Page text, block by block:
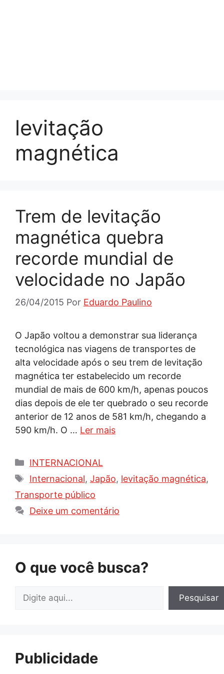
levitação
magnética
Trem de levitação
magnética quebra
recorde mundial de
velocidade no Japão
26/04/2015 Por Eduardo Paulino
O Japão voltou a demonstrar sua liderança
tecnológica nas viagens de transportes de
alta velocidade após o seu trem de levitação
magnética ter estabelecido um recorde
mundial de mais de 600 km/h, apenas poucos
dias depois de ele ter quebrado o seu recorde
anterior de 12 anos de 581 km/h, chegando a
590 km/h. O … Ler mais
Categorias
INTERNACIONAL
Tags
Internacional, Japão, levitação magnética,
Transporte público
Deixe um comentário
O que você busca?
Pesquisar Pesquisar
Publicidade